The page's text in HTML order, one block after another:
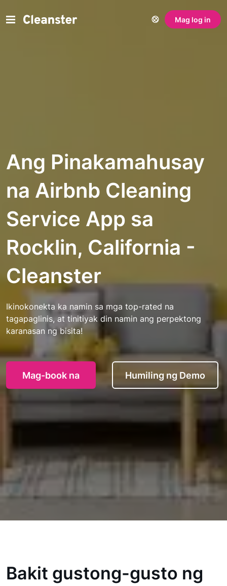
Mag log in
Ang Pinakamahusay
na Airbnb Cleaning
Service App sa
Rocklin, California -
Cleanster
Ikinokonekta ka namin sa mga top-rated na
tagapaglinis, at tinitiyak din namin ang perpektong
karanasan ng bisita!
Mag-book na Humiling ng Demo
Bakit gustong-gusto ng